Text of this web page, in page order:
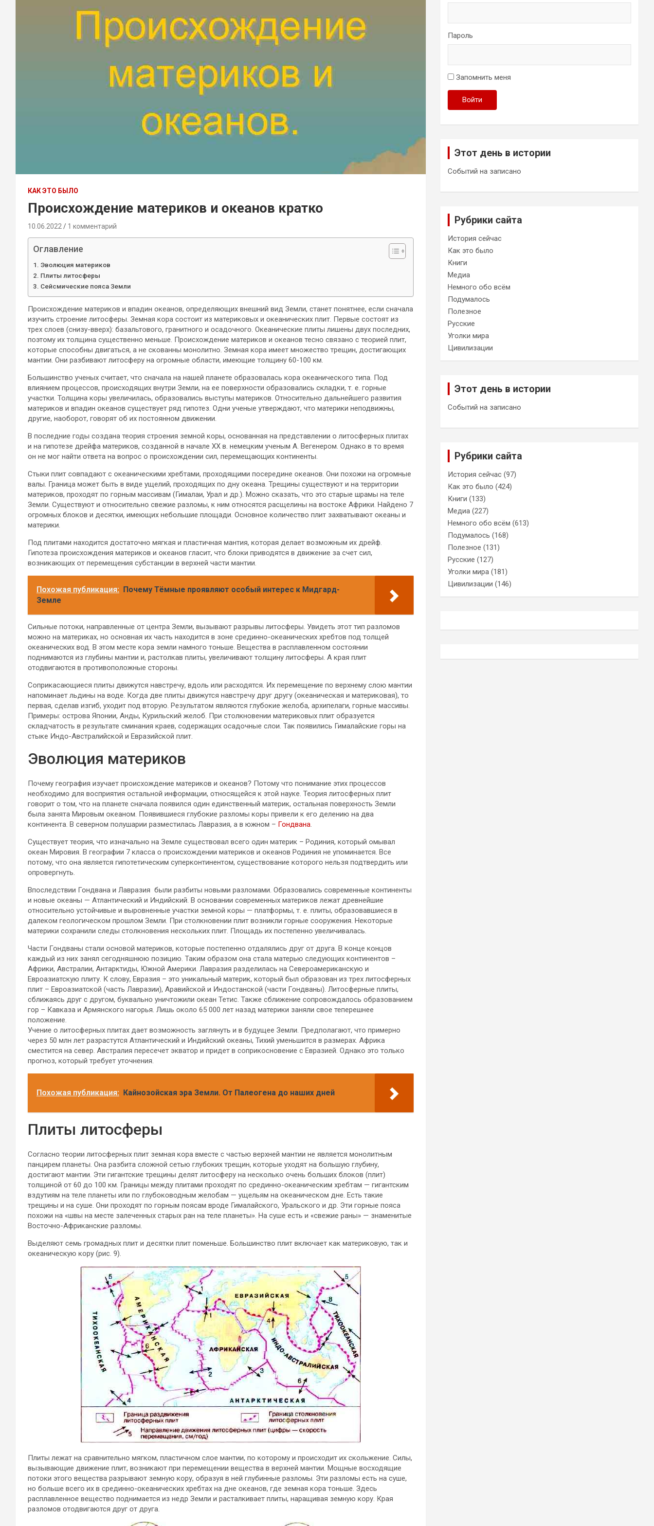
КАК ЭТО БЫЛО
Происхождение материков и океанов кратко
10.06.2022 1 комментарий
Оглавление
Эволюция материков
Плиты литосферы
Сейсмические пояса Земли
Происхождение материков и впадин океанов, определяющих внешний вид Земли, станет понятнее, если сначала
изучить строение литосферы. Земная кора состоит из материковых и океанических плит. Первые состоят из
трех слоев (снизу-вверх): базальтового, гранитного и осадочного. Океанические плиты лишены двух последних,
поэтому их толщина существенно меньше. Происхождение материков и океанов тесно связано с теорией плит,
которые способны двигаться, а не скованны монолитно. Земная кора имеет множество трещин, достигающих
мантии. Они разбивают литосферу на огромные области, имеющие толщину 60-100 км.
Большинство ученых считает, что сначала на нашей планете образовалась кора океанического типа. Под
влиянием процессов, происходящих внутри Земли, на ее поверхности образовались складки, т. е. горные
участки. Толщина коры увеличилась, образовались выступы материков. Относительно дальнейшего развития
материков и впадин океанов существует ряд гипотез. Одни ученые утверждают, что материки неподвижны,
другие, наоборот, говорят об их постоянном движении.
В последние годы создана теория строения земной коры, основанная на представлении о литосферных плитах
и на гипотезе дрейфа материков, созданной в начале XX в. немецким ученым А. Вегенером. Однако в то время
он не мог найти ответа на вопрос о происхождении сил, перемещающих континенты.
Стыки плит совпадают с океаническими хребтами, проходящими посередине океанов. Они похожи на огромные
валы. Граница может быть в виде ущелий, проходящих по дну океана. Трещины существуют и на территории
материков, проходят по горным массивам (Гималаи, Урал и др.). Можно сказать, что это старые шрамы на теле
Земли. Существуют и относительно свежие разломы, к ним относятся расщелины на востоке Африки. Найдено 7
огромных блоков и десятки, имеющих небольшие площади. Основное количество плит захватывают океаны и
материки.
Под плитами находится достаточно мягкая и пластичная мантия, которая делает возможным их дрейф.
Гипотеза происхождения материков и океанов гласит, что блоки приводятся в движение за счет сил,
возникающих от перемещения субстанции в верхней части мантии.
Похожая публикация: Почему Тёмные проявляют особый интерес к Мидгард-
Земле
Сильные потоки, направленные от центра Земли, вызывают разрывы литосферы. Увидеть этот тип разломов
можно на материках, но основная их часть находится в зоне срединно-океанических хребтов под толщей
океанических вод. В этом месте кора земли намного тоньше. Вещества в расплавленном состоянии
поднимаются из глубины мантии и, растолкав плиты, увеличивают толщину литосферы. А края плит
отодвигаются в противоположные стороны.
Соприкасающиеся плиты движутся навстречу, вдоль или расходятся. Их перемещение по верхнему слою мантии
напоминает льдины на воде. Когда две плиты движутся навстречу друг другу (океаническая и материковая), то
первая, сделав изгиб, уходит под вторую. Результатом являются глубокие желоба, архипелаги, горные массивы.
Примеры: острова Японии, Анды, Курильский желоб. При столкновении материковых плит образуется
складчатость в результате сминания краев, содержащих осадочные слои. Так появились Гималайские горы на
стыке Индо-Австралийской и Евразийской плит.
Эволюция материков
Почему география изучает происхождение материков и океанов? Потому что понимание этих процессов
необходимо для восприятия остальной информации, относящейся к этой науке. Теория литосферных плит
говорит о том, что на планете сначала появился один единственный материк, остальная поверхность Земли
была занята Мировым океаном. Появившиеся глубокие разломы коры привели к его делению на два
континента. В северном полушарии разместилась Лавразия, а в южном – Гондвана.
Существует теория, что изначально на Земле существовал всего один материк – Родиния, который омывал
океан Мировия. В географии 7 класса о происхождении материков и океанов Родиния не упоминается. Все
потому, что она является гипотетическим суперконтинентом, существование которого нельзя подтвердить или
опровергнуть.
Впоследствии Гондвана и Лавразия были разбиты новыми разломами. Образовались современные континенты
и новые океаны — Атлантический и Индийский. В основании современных материков лежат древнейшие
относительно устойчивые и выровненные участки земной коры — платформы, т. е. плиты, образовавшиеся в
далеком геологическом прошлом Земли. При столкновении плит возникли горные сооружения. Некоторые
материки сохранили следы столкновения нескольких плит. Площадь их постепенно увеличивалась.
Части Гондваны стали основой материков, которые постепенно отдалялись друг от друга. В конце концов
каждый из них занял сегодняшнюю позицию. Таким образом она стала матерью следующих континентов –
Африки, Австралии, Антарктиды, Южной Америки. Лавразия разделилась на Североамериканскую и
Евроазиатскую плиту. К слову, Евразия – это уникальный материк, который был образован из трех литосферных
плит – Евроазиатской (часть Лавразии), Аравийской и Индостанской (части Гондваны). Литосферные плиты,
сближаясь друг с другом, буквально уничтожили океан Тетис. Также сближение сопровождалось образованием
гор – Кавказа и Армянского нагорья. Лишь около 65 000 лет назад материки заняли свое теперешнее
положение.
Учение о литосферных плитах дает возможность заглянуть и в будущее Земли. Предполагают, что примерно
через 50 млн лет разрастутся Атлантический и Индийский океаны, Тихий уменьшится в размерах. Африка
сместится на север. Австралия пересечет экватор и придет в соприкосновение с Евразией. Однако это только
прогноз, который требует уточнения.
Похожая публикация: Кайнозойская эра Земли. От Палеогена до наших дней
Плиты литосферы
Согласно теории литосферных плит земная кора вместе с частью верхней мантии не является монолитным
панцирем планеты. Она разбита сложной сетью глубоких трещин, которые уходят на большую глубину,
достигают мантии. Эти гигантские трещины делят литосферу на несколько очень больших блоков (плит)
толщиной от 60 до 100 км. Границы между плитами проходят по срединно-океаническим хребтам — гигантским
вздутиям на теле планеты или по глубоководным желобам — ущельям на океаническом дне. Есть такие
трещины и на суше. Они проходят по горным поясам вроде Гималайского, Уральского и др. Эти горные пояса
похожи на «швы на месте залеченных старых ран на теле планеты». На суше есть и «свежие раны» — знаменитые
Восточно-Африканские разломы.
Выделяют семь громадных плит и десятки плит поменьше. Большинство плит включает как материковую, так и
океаническую кору (рис. 9).
Плиты лежат на сравнительно мягком, пластичном слое мантии, по которому и происходит их скольжение. Силы,
вызывающие движение плит, возникают при перемещении вещества в верхней мантии. Мощные восходящие
потоки этого вещества разрывают земную кору, образуя в ней глубинные разломы. Эти разломы есть на суше,
но больше всего их в срединно-океанических хребтах на дне океанов, где земная кора тоньше. Здесь
расплавленное вещество поднимается из недр Земли и расталкивает плиты, наращивая земную кору. Края
разломов отодвигаются друг от друга.
Пароль
Запомнить меня
Войти
Этот день в истории
Событий на записано
Рубрики сайта
История сейчас
Как это было
Книги
Медиа
Немного обо всём
Подумалось
Полезное
Русские
Уголки мира
Цивилизации
Этот день в истории
Событий на записано
Рубрики сайта
История сейчас (97)
Как это было (424)
Книги (133)
Медиа (227)
Немного обо всём (613)
Подумалось (168)
Полезное (131)
Русские (127)
Уголки мира (181)
Цивилизации (146)